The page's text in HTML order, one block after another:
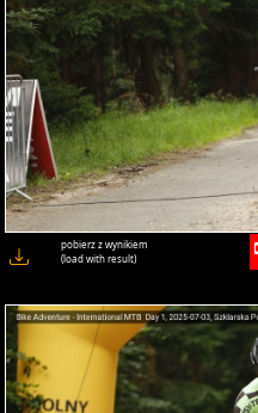
pobierz z wynikiem
(load with result)